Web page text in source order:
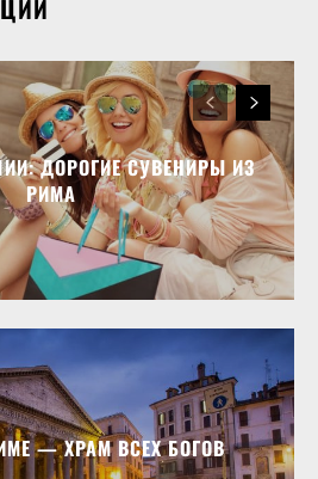
ДОРОГИЕ СУВЕНИРЫ ИЗ
РИМА
— ХРАМ ВСЕХ БОГОВ